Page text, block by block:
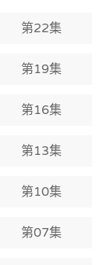
第22集
第19集
第16集
第13集
第10集
第07集